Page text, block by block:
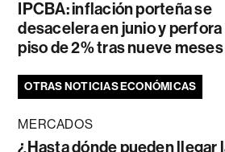
IPCBA: inflación porteña se
desacelera en junio y perfora
piso de 2% tras nueve meses
OTRAS NOTICIAS ECONÓMICAS
MERCADOS
¿Hasta dónde pueden llegar